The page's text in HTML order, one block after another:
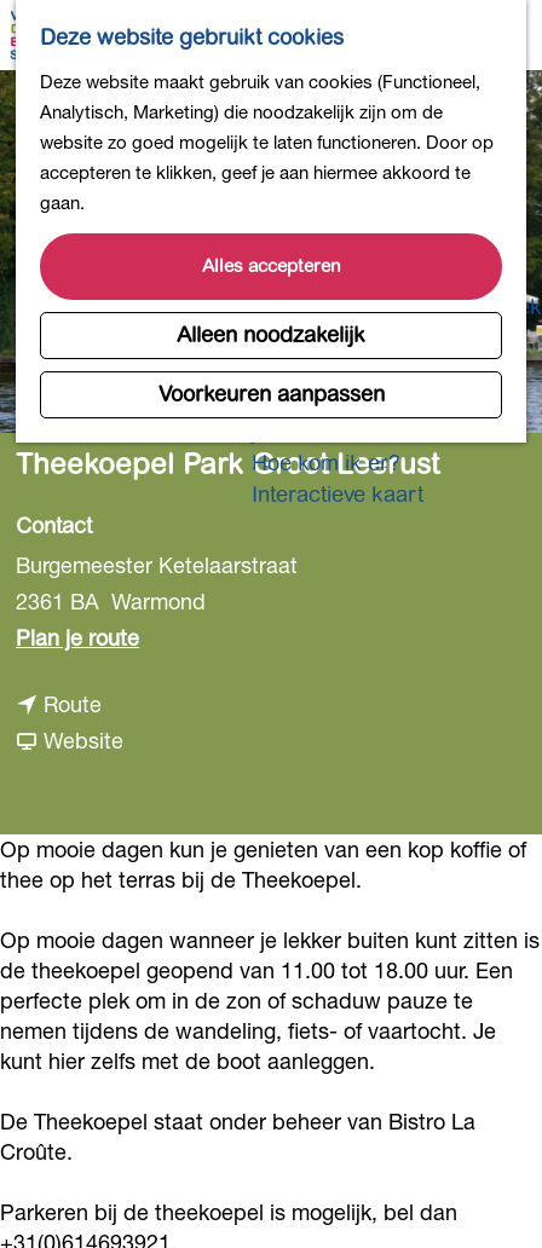
Deze website gebruikt cookies
Deze website maakt gebruik van cookies (Functioneel,
Analytisch, Marketing) die noodzakelijk zijn om de
website zo goed mogelijk te laten functioneren. Door op
accepteren te klikken, geef je aan hiermee akkoord te
gaan.
Alles accepteren
Alleen noodzakelijk
Voorkeuren aanpassen
G
a
n
a
a
r
d
e
h
o
m
e
K
a
r
t
Z
e
k
e
n
e
n
u
Bollen en Bloemen
Uit eten
DB4daagse - Inschrijven
Kinderactiviteiten
De natuur in
Musea en meer
Producten uit de Bollenstreek
Gezond en actief
Overnachten
Hoe kom ik er?
Interactieve kaart
Theekoepel Park Groot Leerust
Contact
Burgemeester Ketelaarstraat
2361 BA Warmond
Plan je routen
e
e
o
e
p
e
r
Routen
a
T
h
e
k
o
e
e
P
Websitev
T
h
e
k
o
e
e
P
Op mooie dagen kun je genieten van een kop koffie of
thee op het terras bij de Theekoepel.
Op mooie dagen wanneer je lekker buiten kunt zitten is
de theekoepel geopend van 11.00 tot 18.00 uur. Een
perfecte plek om in de zon of schaduw pauze te
nemen tijdens de wandeling, fiets- of vaartocht. Je
kunt hier zelfs met de boot aanleggen.
De Theekoepel staat onder beheer van Bistro La
Croûte.
Parkeren bij de theekoepel is mogelijk, bel dan
+31(0)614693921.